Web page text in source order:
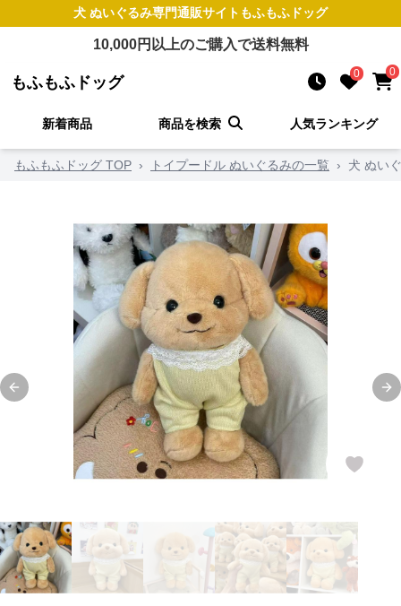
犬 ぬいぐるみ専門通販サイト もふもふドッグ
10,000円以上のご購入で送料無料
もふもふドッグ 0 0
新着商品 商品を検索 人気ランキング
もふもふドッグ TOP › トイプードル ぬいぐるみの一覧 › 犬 ぬい
Previous slide